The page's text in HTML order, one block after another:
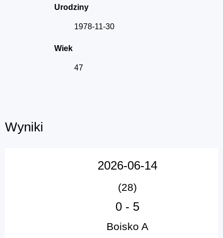
Urodziny
1978-11-30
Wiek
47
Wyniki
2026-06-14
(28)
0- 5
Boisko A